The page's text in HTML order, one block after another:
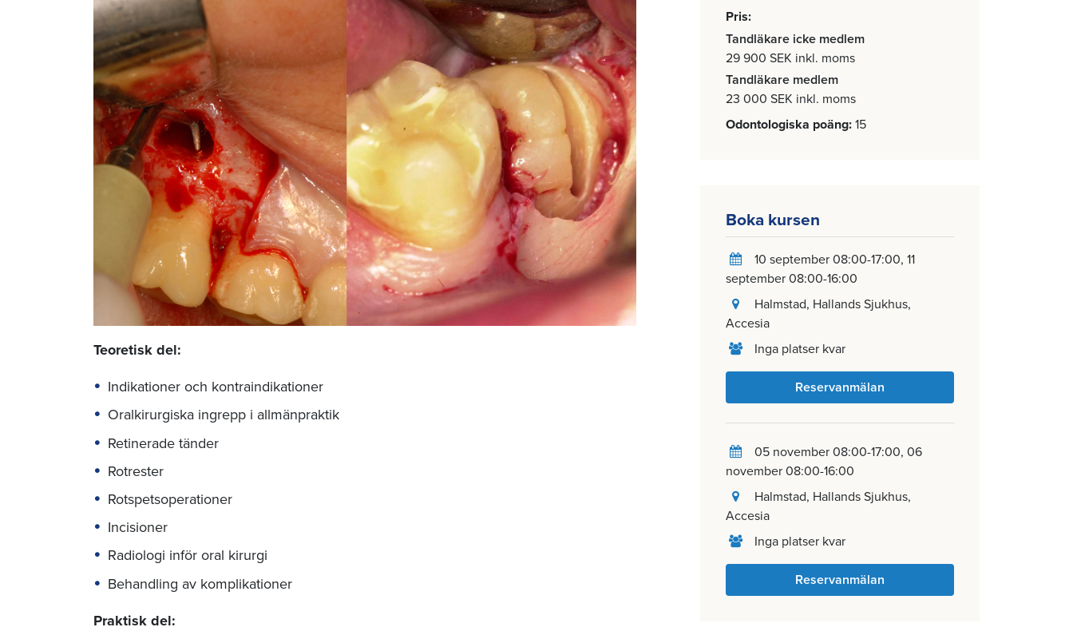
Pris
Tandläkare icke medlem
29 900 SEK inkl. moms
Tandläkare medlem
23 000 SEK inkl. moms
Odontologiska poäng 15
Boka kursen
10 september 08:00-17:00 11
september 08:00-16:00
Halmstad, Hallands Sjukhus,
Accesia
Inga platser kvar
Reservanmälan
05 november 08:00-17:00 06
november 08:00-16:00
Halmstad, Hallands Sjukhus,
Accesia
Inga platser kvar
Reservanmälan
Teoretisk del:
Indikationer och kontraindikationer
Oralkirurgiska ingrepp i allmänpraktik
Retinerade tänder
Rotrester
Rotspetsoperationer
Incisioner
Radiologi inför oral kirurgi
Behandling av komplikationer
Praktisk del: